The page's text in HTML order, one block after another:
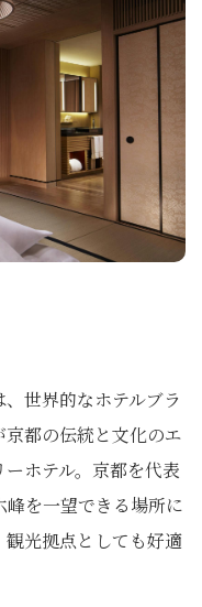
世界的なホテルブラ
都の伝統と文化のエ
ホテル。京都を代表
を一望できる場所に
光拠点としても好適